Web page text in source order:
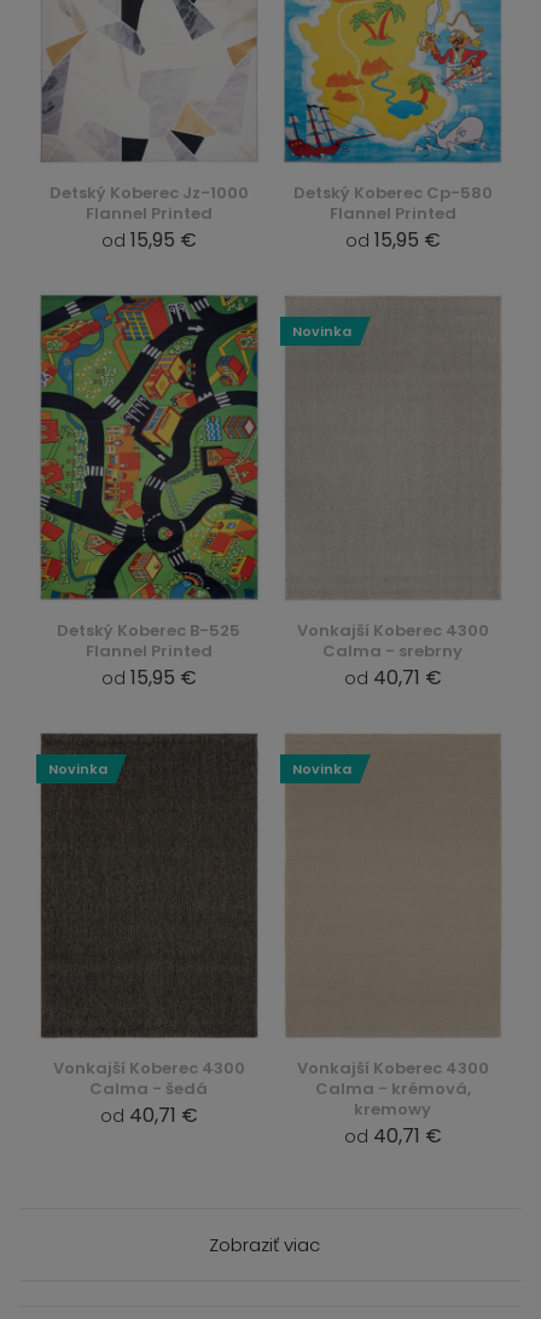
Detský Koberec Jz-1000
Flannel Printed
od 15,95 €
Detský Koberec Cp-580
Flannel Printed
od 15,95 €
Detský Koberec B-525
Flannel Printed
od 15,95 €
Vonkajší Koberec 4300
Calma - srebrny
od 40,71 €
Novinka
Vonkajší Koberec 4300
Calma - šedá
od 40,71 €
Novinka
Vonkajší Koberec 4300
Calma - krémová,
kremowy
od 40,71 €
Novinka
Zobraziť viac